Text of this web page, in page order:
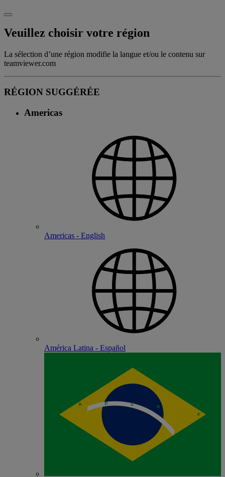
Veuillez choisir votre région
La sélection d’une région modifie la langue et/ou le contenu sur
teamviewer.com
RÉGION SUGGÉRÉE
Americas
Americas - English
América Latina - Español